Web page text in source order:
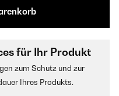
für Ihr Produkt
zum Schutz und zur
Ihres Produkts.